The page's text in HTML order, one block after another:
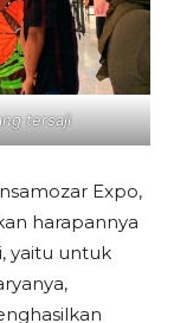
tersaji
Expo,
harapannya
yaitu untuk